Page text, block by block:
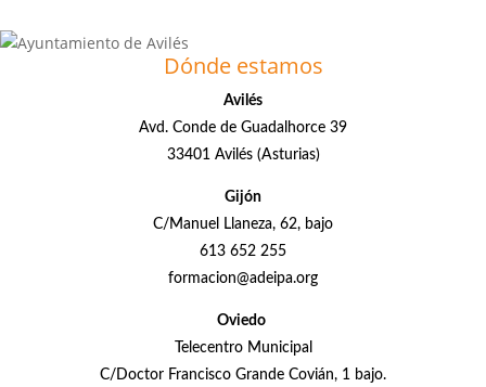
Dónde estamos
Avilés
Avd. Conde de Guadalhorce 39
33401 Avilés (Asturias)
Gijón
C/Manuel Llaneza, 62, bajo
613 652 255
formacion@adeipa.org
Oviedo
Telecentro Municipal
C/Doctor Francisco Grande Covián, 1 bajo.